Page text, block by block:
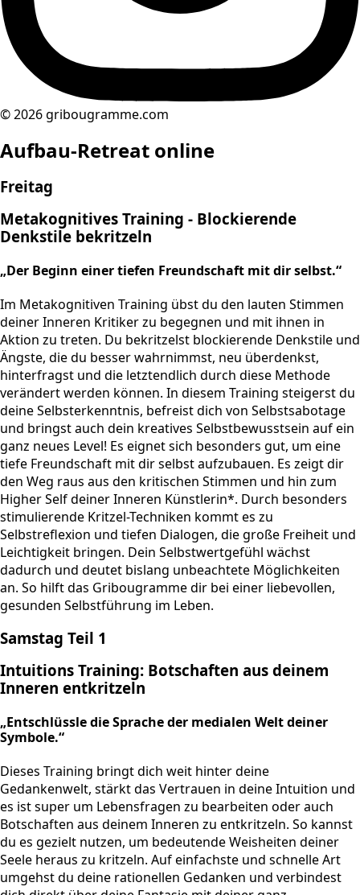
© 2026 gribougramme.com
Aufbau-Retreat online
Freitag
Metakognitives Training - Blockierende
Denkstile bekritzeln
„Der Beginn einer tiefen Freundschaft mit dir selbst.“
Im Metakognitiven Training übst du den lauten Stimmen
deiner Inneren Kritiker zu begegnen und mit ihnen in
Aktion zu treten. Du bekritzelst blockierende Denkstile und
Ängste, die du besser wahrnimmst, neu überdenkst,
hinterfragst und die letztendlich durch diese Methode
verändert werden können. In diesem Training steigerst du
deine Selbsterkenntnis, befreist dich von Selbstsabotage
und bringst auch dein kreatives Selbstbewusstsein auf ein
ganz neues Level! Es eignet sich besonders gut, um eine
tiefe Freundschaft mit dir selbst aufzubauen. Es zeigt dir
den Weg raus aus den kritischen Stimmen und hin zum
Higher Self deiner Inneren Künstlerin*. Durch besonders
stimulierende Kritzel-Techniken kommt es zu
Selbstreflexion und tiefen Dialogen, die große Freiheit und
Leichtigkeit bringen. Dein Selbstwertgefühl wächst
dadurch und deutet bislang unbeachtete Möglichkeiten
an. So hilft das Gribougramme dir bei einer liebevollen,
gesunden Selbstführung im Leben.
Samstag Teil 1
Intuitions Training: Botschaften aus deinem
Inneren entkritzeln
„Entschlüssle die Sprache der medialen Welt deiner
Symbole.“
Dieses Training bringt dich weit hinter deine
Gedankenwelt, stärkt das Vertrauen in deine Intuition und
es ist super um Lebensfragen zu bearbeiten oder auch
Botschaften aus deinem Inneren zu entkritzeln. So kannst
du es gezielt nutzen, um bedeutende Weisheiten deiner
Seele heraus zu kritzeln. Auf einfachste und schnelle Art
umgehst du deine rationellen Gedanken und verbindest